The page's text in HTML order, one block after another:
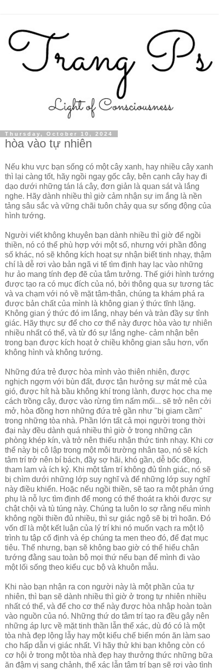
Thursday, October 10, 2024
hòa vào tự nhiên
Nếu khu vực bạn sống có một cây xanh, hay nhiều cây xanh
thì lại càng tốt, hãy ngồi ngay gốc cây, bên cạnh cây hay đi
dạo dưới những tán lá cây, đơn giản là quan sát và lắng
nghe. Hãy dành nhiều thì giờ cảm nhận sự im ắng là nền
tảng sâu sắc và vững chãi tuôn chảy qua sự sống động của
hình tướng.
Người viết không khuyên bạn dành nhiều thì giờ để ngồi
thiền, nó có thể phù hợp với một số, nhưng với phần đông
số khác, nó sẽ không kích hoạt sự nhận biết tinh nhạy, thậm
chí là dễ rơi vào bản ngã vi tế tìm định hay lạc vào những
hư ảo mang tính đẹp đẽ của tâm tưởng. Thế giới hình tướng
được tạo ra có mục đích của nó, bởi thông qua sự tương tác
và va chạm với nó về mặt tâm-thân, chúng ta khám phá ra
được bản chất của mình là không gian ý thức tĩnh lặng.
Không gian ý thức đó im lắng, nhạy bén và tràn đầy sự tỉnh
giác. Hãy thực sự để cho cơ thể này được hòa vào tự nhiên
nhiều nhất có thể, và từ đó sự lắng nghe- cảm nhận bên
trong bạn được kích hoạt ở chiều không gian sâu hơn, vốn
không hình và không tướng.
Những đứa trẻ được hòa mình vào thiên nhiên, được
nghịch ngợm với bùn đất, được tận hưởng sự mát mẻ của
gió, được hít hà bầu không khí trong lành, được học cha mẹ
cách trồng cây, được vào rừng tìm nấm mối... sẽ trở nên cởi
mở, hòa đồng hơn những đứa trẻ gần như "bị giam cầm"
trong những tòa nhà. Phần lớn tất cả mọi người trong thời
đại này đều dành quá nhiều thì giờ ở trong những căn
phòng khép kín, và trở nên thiếu nhận thức tinh nhạy. Khi cơ
thể này bị cô lập trong một môi trường nhân tạo, nó sẽ kích
tâm trí trở nên bí bách, đầy sợ hãi, khó gần, dễ bốc đồng,
tham lam và ích kỷ. Khi một tâm trí không đủ tỉnh giác, nó sẽ
bị chìm dưới những lớp suy nghĩ và để những lớp suy nghĩ
này điều khiển. Hoặc nếu ngồi thiền, sẽ tạo ra một phản ứng
phụ là nỗ lực tìm định để mong có thể thoát ra khỏi được sự
chật chội và tù túng này. Chúng ta luôn lo sợ rằng nếu mình
không ngồi thiền đủ nhiều, thì sự giác ngộ sẽ bị trì hoãn. Đó
vốn dĩ là một kết luận của lý trí khi nó muốn vạch ra một lộ
trình tu tập cố định và ép chúng ta men theo đó, để đạt mục
tiêu. Thế nhưng, bạn sẽ không bao giờ có thể hiểu chân
tướng đằng sau toàn bộ mọi thứ nếu bạn để mình đi vào
một lối sống theo kiểu cục bộ và khuôn mẫu.
Khi nào bạn nhận ra con người này là một phần của tự
nhiên, thì bạn sẽ dành nhiều thì giờ ở trong tự nhiên nhiều
nhất có thể, và để cho cơ thể này được hòa nhập hoàn toàn
vào nguồn của nó. Những thứ do tâm trí tạo ra đều gây nên
những áp lực về mặt tinh thần lẫn thể xác, dù đó có là một
tòa nhà đẹp lộng lẫy hay một kiểu chế biến món ăn làm sao
cho hấp dẫn vị giác nhất. Vì hãy thử khi bạn không còn có
cơ hội ở trong một tòa nhà đẹp hay thưởng thức những bữa
ăn đậm vị sang chảnh, thể xác lẫn tâm trí bạn sẽ rơi vào tình